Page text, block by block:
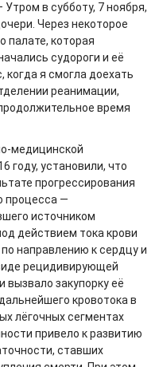
в субботу, 7 ноября,
Через некоторое
палате, которая
судороги и её
я смогла доехать
реанимации,
время
медицинской
году, установили, что
прогрессирования
процесса —
источником
действием тока крови
направлению к сердцу и
рецидивирующей
вызвало закупорку её
кровотока в
лёгочных сегментах
привело к развитию
ставших